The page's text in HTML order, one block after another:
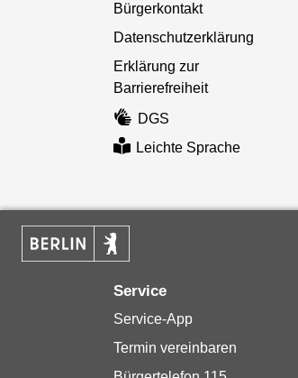
Bürgerkontakt
Datenschutzerklärung
Erklärung zur
Barrierefreiheit
DGS
Leichte Sprache
Service
Service-App
Termin vereinbaren